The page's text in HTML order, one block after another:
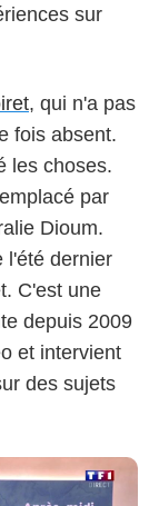
sur
, qui n'a pas
fois absent.
les choses.
par
Dioum.
l'été dernier
C'est une
depuis 2009
et intervient
des sujets